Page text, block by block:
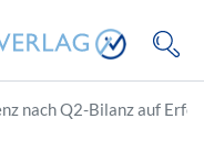
nach Q2-Bilanz auf